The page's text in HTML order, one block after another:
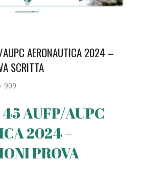
AERONAUTICA 2024 –
SCRITTA
909
AUFP/AUPC
2024 –
PROVA